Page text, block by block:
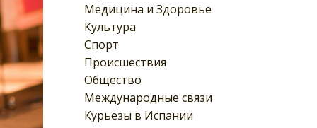
Медицина и Здоровье
Культура
Спорт
Происшествия
Общество
Международные связи
Курьезы в Испании